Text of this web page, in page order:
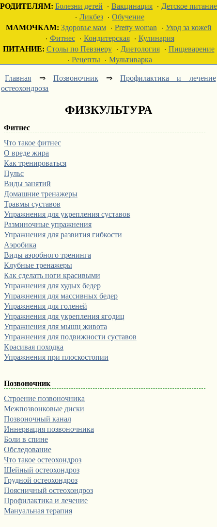
РОДИТЕЛЯМ: Болезни детей · Вакцинация · Детское питание
· Ликбез · Обучение
МАМОЧКАМ: Здоровье мам· Pretty woman · Уход за кожей
· Фитнес· Кондитерская· Кулинария
ПИТАНИЕ: Столы по Певзнеру· Диетология· Пищеварение
· Рецепты · Мультиварка
Главная ⇒ Позвоночник⇒Профилактика и лечение
остеохондроза
ФИЗКУЛЬТУРА
Фитнес
Что такое фитнес
О вреде жира
Как тренироваться
Пульс
Виды занятий
Домашние тренажеры
Травмы суставов
Упражнения для укрепления суставов
Разминочные упражнения
Упражнения для развития гибкости
Аэробика
Виды аэробного тренинга
Клубные тренажеры
Как сделать ноги красивыми
Упражнения для худых бедер
Упражнения для массивных бедер
Упражнения для голеней
Упражнения для укрепления ягодиц
Упражнения для мышц живота
Упражнения для подвижности суставов
Красивая походка
Упражнения при плоскостопии
Позвоночник
Строение позвоночника
Межпозвонковые диски
Позвоночный канал
Иннервация позвоночника
Боли в спине
Обследование
Что такое остеохондроз
Шейный остеохондроз
Грудной остеохондроз
Поясничный остеохондроз
Профилактика и лечение
Мануальная терапия